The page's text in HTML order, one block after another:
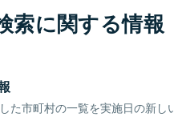
索に関する情報
た市町村の一覧を実施日の新し